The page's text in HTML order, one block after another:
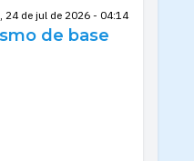
24 de jul de 2026 - 04:14
de base